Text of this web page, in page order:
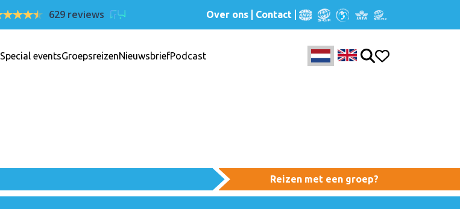
629 reviews Over ons Contact
Special eventsGroepsreizenNieuwsbriefPodcast
Reizen met een groep?